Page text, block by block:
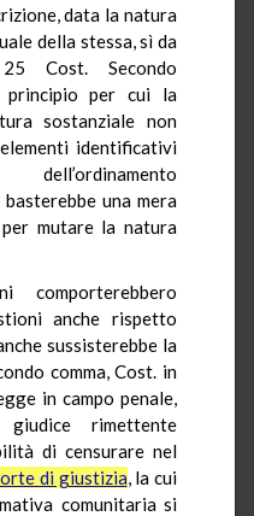
data la natura
della stessa, sì da
Cost. Secondo
principio per cui la
sostanziale non
identificativi
una mera
mutare la natura
comporterebbero
anche rispetto
sussisterebbe la
comma, Cost. in
in campo penale,
rimettente
di censurare nel
di giustizia, la cui
comunitaria si